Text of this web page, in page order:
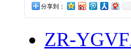
分享到：
ZR-